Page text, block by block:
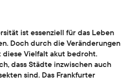
ist essenziell für das Leben
Doch durch die Veränderungen
Vielfalt akut bedroht.
dass Städte inzwischen auch
sind. Das Frankfurter